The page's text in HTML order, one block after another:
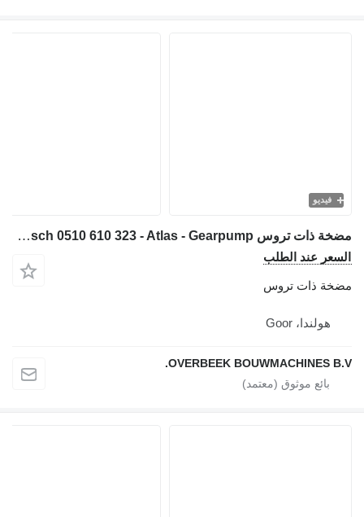
فيديو
مضخة ذات تروس Bosch 0510 610 323 - Atlas - Gearpump لـ آلات البناء
السعر عند الطلب
مضخة ذات تروس
هولندا، Goor
OVERBEEK BOUWMACHINES B.V.